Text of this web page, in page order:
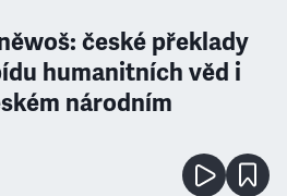
české překlady
humanitních věd i
národním